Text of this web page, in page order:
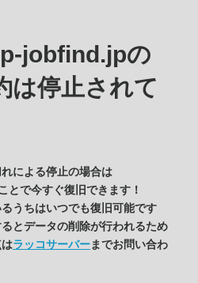
jobfind.jpの
は停止されて
による停止の場合は
とで今すぐ復旧できます！
うちはいつでも復旧可能です
とデータの削除が行われるため
ラッコサーバーまでお問い合わ